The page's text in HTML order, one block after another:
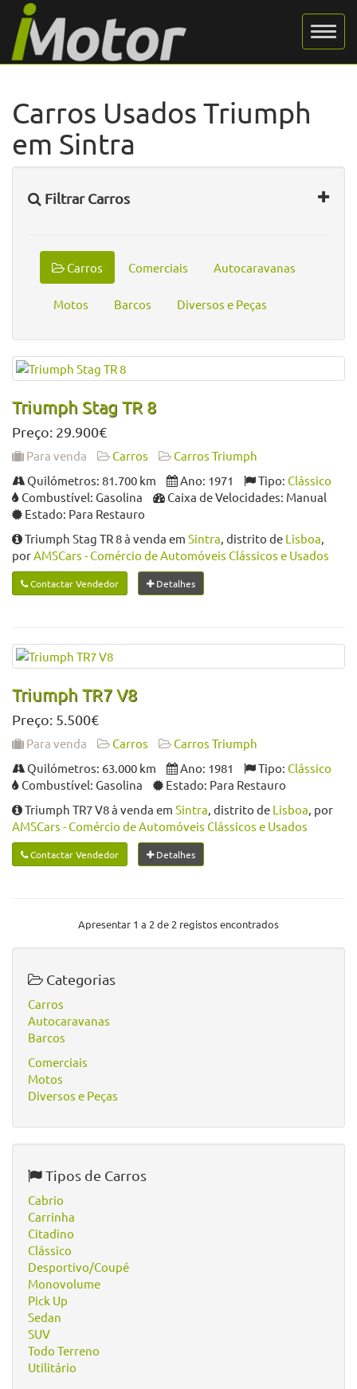
Carros Usados Triumph
em Sintra
Filtrar Carros
Carros Comerciais Autocaravanas
Motos Barcos Diversos e Peças
Triumph Stag TR 8
Preço: 29.900€
Para venda Carros
Carros Triumph
Quilómetros: 81.700 km
Ano: 1971 Tipo: Clássico
Combustível: Gasolina
Caixa de Velocidades: Manual
Estado: Para Restauro
Triumph Stag TR 8 à venda em Sintra, distrito de Lisboa,
porAMSCars - Comércio de Automóveis Clássicos e Usados
Contactar Vendedor Detalhes
Triumph TR7 V8
Preço: 5.500€
Para venda Carros
Carros Triumph
Quilómetros: 63.000 km
Ano: 1981 Tipo: Clássico
Combustível: Gasolina
Estado: Para Restauro
Triumph TR7 V8 à venda em Sintra, distrito de Lisboa, por
AMSCars - Comércio de Automóveis Clássicos e Usados
Contactar Vendedor Detalhes
Apresentar 1 a 2 de 2 registos encontrados
Categorias
Carros
Autocaravanas
Barcos
Comerciais
Motos
Diversos e Peças
Tipos de Carros
Cabrio
Carrinha
Citadino
Clássico
Desportivo/Coupé
Monovolume
Pick Up
Sedan
SUV
Todo Terreno
Utilitário